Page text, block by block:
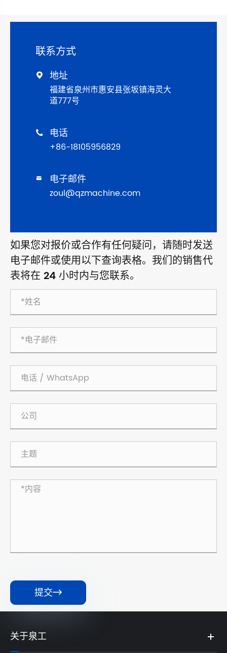
联系方式
 地址
福建省泉州市惠安县张坂镇海灵大
道777号
 电话
+86-18105956829
 电子邮件
zoul@qzmachine.com
如果您对报价或合作有任何疑问，请随时发送
电子邮件或使用以下查询表格。我们的销售代
表将在 24 小时内与您联系。
提交
关于泉工